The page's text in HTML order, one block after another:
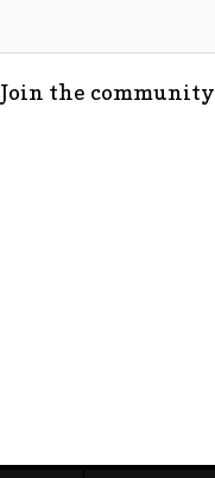
Join the community